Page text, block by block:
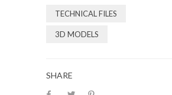
TECHNICAL FILES
3D MODELS
SHARE